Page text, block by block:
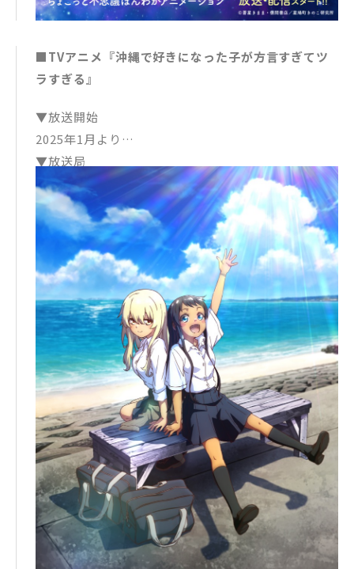
あんず：日菜
■TVアニメ『沖縄で好きになった子が方言すぎてツ
ラすぎる』
▼放送開始
2025年1月より
▼放送局
TOKYO MX、BS11、沖縄テレビ、琉球放送、琉球朝
日放送ほかにて
▼キャスト
中村照秋：大塚剛央
喜屋武飛夏：鬼頭明里
比嘉夏菜：ファイルーズあい
沖メモシーサー：小桜エツコ
ナレーション：新垣樽助
▼スタッフ
原作：「沖縄で好きになった子が方言すぎてツラすぎ
る」空えぐみ
新潮社バンチコミックス刊
総監督：板垣伸
監督：田辺慎吾
シリーズ構成：田辺慎吾 板垣伸
キャラクターデザイン：吉田智裕
オープニング主題歌：HY
音響制作：STUDIO MAUSU